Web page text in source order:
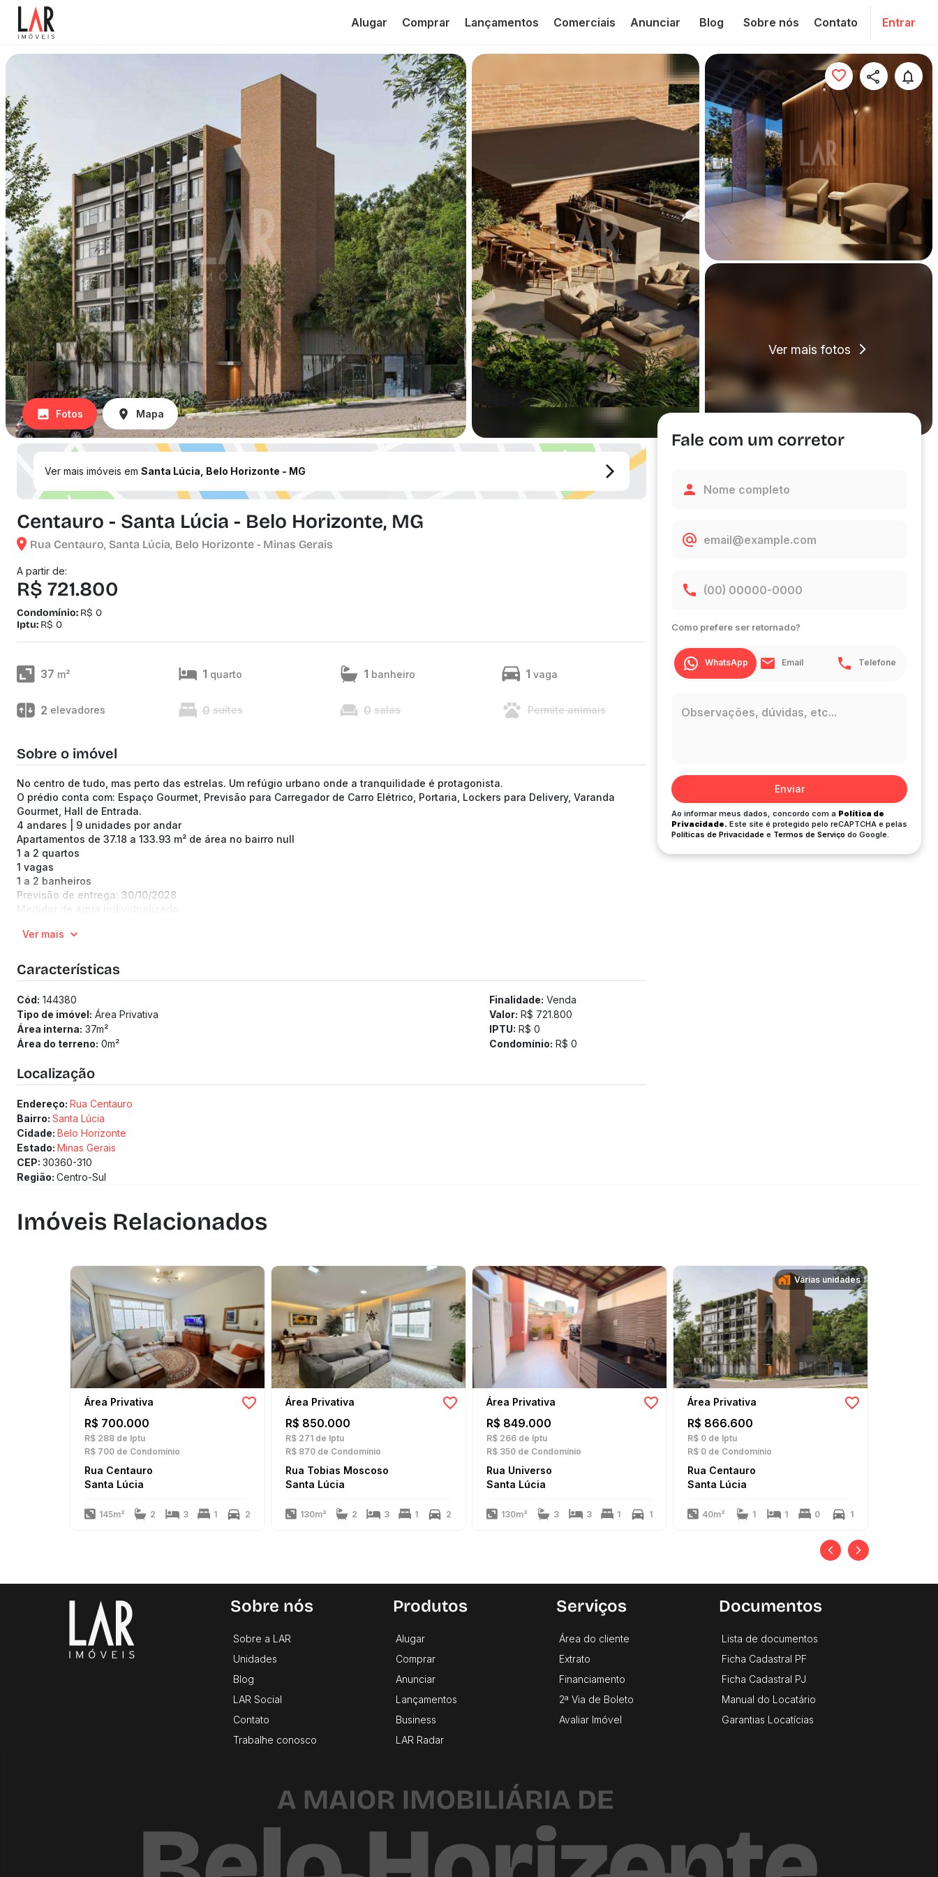
Alugar Comprar Lançamentos Comerciais Anunciar Blog Sobre nós Contato Entrar
Ver mais fotos
Fotos Mapa
Ver mais imóveis em Santa Lúcia, Belo Horizonte - MG
Centauro - Santa Lúcia - Belo Horizonte, MG
Rua Centauro, Santa Lúcia, Belo Horizonte - Minas Gerais
A partir de:
R$ 721.800
Condomínio: R$ 0
Iptu: R$ 0
37 m² 1 quarto 1 banheiro 1 vaga
2 elevadores 0 suítes 0 salas Permite animais
Sobre o imóvel
No centro de tudo, mas perto das estrelas. Um refúgio urbano onde a tranquilidade é protagonista.
O prédio conta com: Espaço Gourmet, Previsão para Carregador de Carro Elétrico, Portaria, Lockers para Delivery, Varanda
Gourmet, Hall de Entrada.
4 andares | 9 unidades por andar
Apartamentos de 37.18 a 133.93 m² de área no bairro null
1 a 2 quartos
1 vagas
1 a 2 banheiros
Previsão de entrega: 30/10/2028
Medidor de água individualizado
Ver mais
Características
Cód: 144380
Tipo de imóvel: Área Privativa
Área interna: 37m²
Área do terreno: 0m²
Finalidade: Venda
Valor: R$ 721.800
IPTU: R$ 0
Condomínio: R$ 0
Localização
Endereço: Rua Centauro
Bairro: Santa Lúcia
Cidade: Belo Horizonte
Estado: Minas Gerais
CEP: 30360-310
Região: Centro-Sul
Fale com um corretor
Como prefere ser retornado?
WhatsApp Email Telefone
Enviar
Ao informar meus dados, concordo com a Política de
Privacidade. Este site é protegido pelo reCAPTCHA e pelas
Políticas de Privacidade e Termos de Serviço do Google.
Imóveis Relacionados
Área Privativa
R$ 700.000
R$ 288 de Iptu
R$ 700 de Condomínio
Rua Centauro
Santa Lúcia
145m² 2 3 1 2
Área Privativa
R$ 850.000
R$ 271 de Iptu
R$ 870 de Condomínio
Rua Tobias Moscoso
Santa Lúcia
130m² 2 3 1 2
Área Privativa
R$ 849.000
R$ 266 de Iptu
R$ 350 de Condomínio
Rua Universo
Santa Lúcia
130m² 3 3 1 1
Várias unidades
Área Privativa
R$ 866.600
R$ 0 de Iptu
R$ 0 de Condomínio
Rua Centauro
Santa Lúcia
40m² 1 1 0 1
Sobre nós
Sobre a LAR
Unidades
Blog
LAR Social
Contato
Trabalhe conosco
Produtos
Alugar
Comprar
Anunciar
Lançamentos
Business
LAR Radar
Serviços
Área do cliente
Extrato
Financiamento
2ª Via de Boleto
Avaliar Imóvel
Documentos
Lista de documentos
Ficha Cadastral PF
Ficha Cadastral PJ
Manual do Locatário
Garantias Locatícias